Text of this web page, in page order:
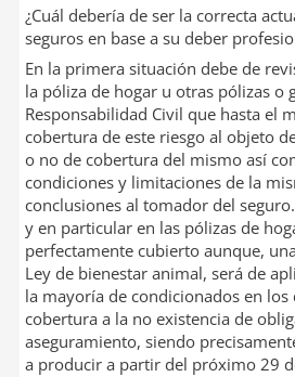
¿Cuál debería de ser la correcta
seguros en base a su deber
En la primera situación debe de
la póliza de hogar u otras pólizas o
Responsabilidad Civil que hasta el
cobertura de este riesgo al objeto
o no de cobertura del mismo así
condiciones y limitaciones de la
conclusiones al tomador del
y en particular en las pólizas de
perfectamente cubierto aunque,
Ley de bienestar animal, será de
la mayoría de condicionados en los
cobertura a la no existencia de
aseguramiento, siendo
a producir a partir del próximo 29